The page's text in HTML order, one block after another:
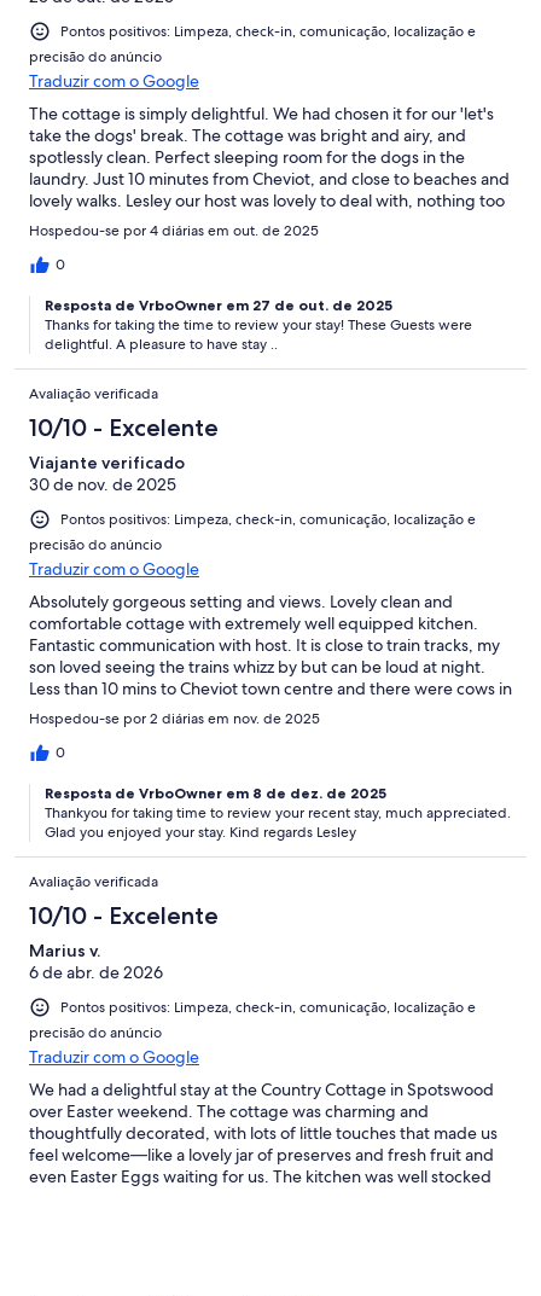
Pontos positivos: Limpeza, check-in, comunicação, localização e
precisão do anúncio
Traduzir com o Google
The cottage is simply delightful. We had chosen it for our 'let's
take the dogs' break. The cottage was bright and airy, and
spotlessly clean. Perfect sleeping room for the dogs in the
laundry. Just 10 minutes from Cheviot, and close to beaches and
lovely walks. Lesley our host was lovely to deal with, nothing too
much trouble. FABULOUS!
Hospedou-se por 4 diárias em out. de 2025
0
Resposta de VrboOwner em 27 de out. de 2025
Thanks for taking the time to review your stay! These Guests were
delightful. A pleasure to have stay ..
Avaliação verificada
10/10 - Excelente
Viajante verificado
30 de nov. de 2025
Pontos positivos: Limpeza, check-in, comunicação, localização e
precisão do anúncio
Traduzir com o Google
Absolutely gorgeous setting and views. Lovely clean and
comfortable cottage with extremely well equipped kitchen.
Fantastic communication with host. It is close to train tracks, my
son loved seeing the trains whizz by but can be loud at night.
Less than 10 mins to Cheviot town centre and there were cows in
the paddock beside us which was lovely rural experience.
However no wifi or Netflix etc, standard tv and dvds provided.
Overall we really enjoyed our stay!
Hospedou-se por 2 diárias em nov. de 2025
0
Resposta de VrboOwner em 8 de dez. de 2025
Thankyou for taking time to review your recent stay, much appreciated.
Glad you enjoyed your stay. Kind regards Lesley
Avaliação verificada
10/10 - Excelente
Marius v.
6 de abr. de 2026
Pontos positivos: Limpeza, check-in, comunicação, localização e
precisão do anúncio
Traduzir com o Google
We had a delightful stay at the Country Cottage in Spotswood
over Easter weekend. The cottage was charming and
thoughtfully decorated, with lots of little touches that made us
feel welcome—like a lovely jar of preserves and fresh fruit and
even Easter Eggs waiting for us. The kitchen was well stocked